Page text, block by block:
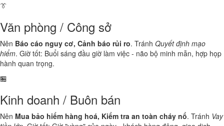
👔
Văn phòng / Công sở
Nên Báo cáo nguy cơ, Cảnh báo rủi ro. Tránh Quyết định mạo
hiểm. Giờ tốt: Buổi sáng đầu giờ làm việc - não bộ minh mẫn, hợp họp
hành quan trọng.
🏪
Kinh doanh / Buôn bán
Nên Mua bảo hiểm hàng hoá, Kiểm tra an toàn cháy nổ. Tránh Vay